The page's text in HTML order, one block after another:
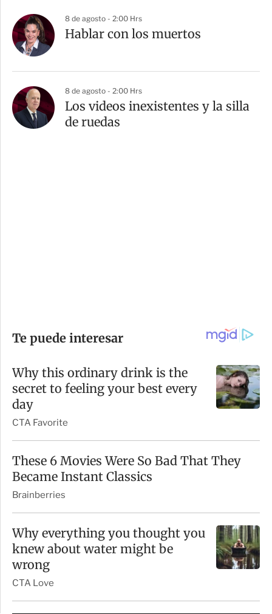
8 de agosto - 2:00 Hrs
Hablar con los muertos
8 de agosto - 2:00 Hrs
Los videos inexistentes y la silla
de ruedas